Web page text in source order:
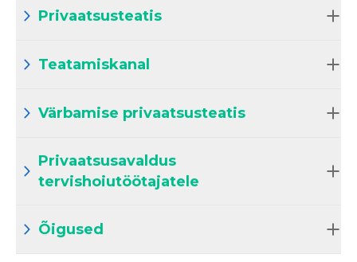
Privaatsusteatis
Teatamiskanal
Värbamise privaatsusteatis
Privaatsusavaldus
tervishoiutöötajatele
Õigused